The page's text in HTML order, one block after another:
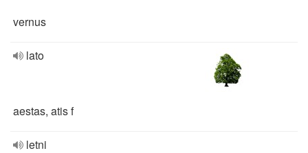
vernus
lato
aestas, atis f
letni